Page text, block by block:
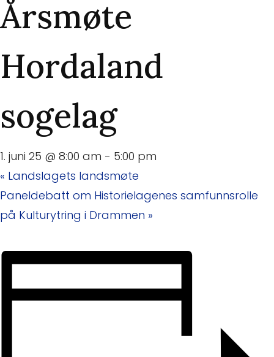
Årsmøte
Hordaland
sogelag
1. juni 25 @ 8:00 am - 5:00 pm
« Landslagets landsmøte
Paneldebatt om Historielagenes samfunnsrolle
på Kulturytring i Drammen »